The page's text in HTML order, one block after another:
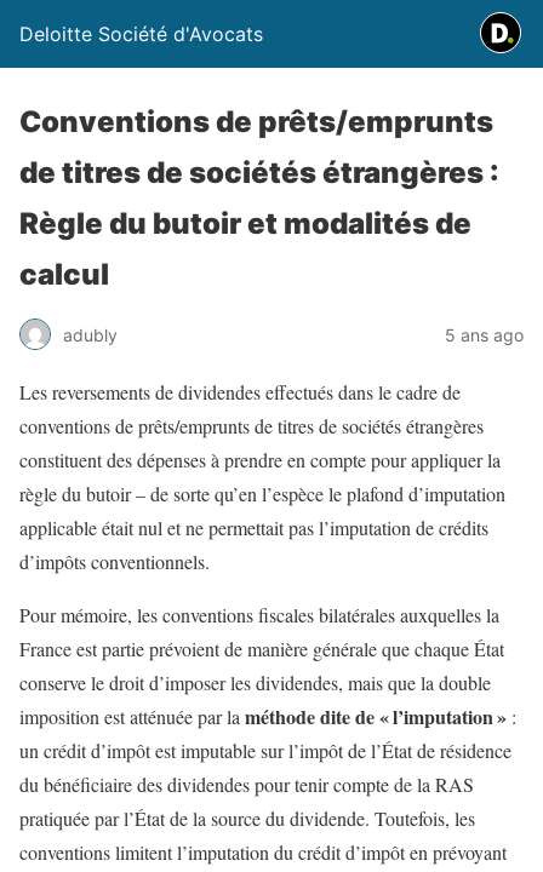
Deloitte Société d'Avocats
Conventions de prêts/emprunts
de titres de sociétés étrangères :
Règle du butoir et modalités de
calcul
adubly 5 ans ago
Les reversements de dividendes effectués dans le cadre de
conventions de prêts/emprunts de titres de sociétés étrangères
constituent des dépenses à prendre en compte pour appliquer la
règle du butoir – de sorte qu’en l’espèce le plafond d’imputation
applicable était nul et ne permettait pas l’imputation de crédits
d’impôts conventionnels.
Pour mémoire, les conventions fiscales bilatérales auxquelles la
France est partie prévoient de manière générale que chaque État
conserve le droit d’imposer les dividendes, mais que la double
imposition est atténuée par la méthode dite de «l’imputation» :
un crédit d’impôt est imputable sur l’impôt de l’État de résidence
du bénéficiaire des dividendes pour tenir compte de la RAS
pratiquée par l’État de la source du dividende. Toutefois, les
conventions limitent l’imputation du crédit d’impôt en prévoyant